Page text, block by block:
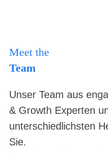
Meet the
Team
Unser Team aus
& Growth Experten
unterschiedlichsten
Sie.